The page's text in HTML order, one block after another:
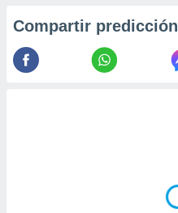
Compartir predicción